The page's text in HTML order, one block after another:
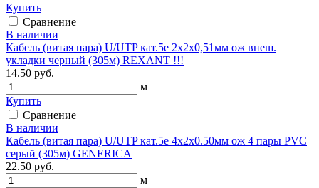
Купить
Сравнение
В наличии
Кабель (витая пара) U/UTP кат.5е 2х2х0,51мм ож внеш.
укладки черный (305м) REXANT !!!
14.50 руб.
м
Купить
Сравнение
В наличии
Кабель (витая пара) U/UTP кат.5е 4х2х0.50мм ож 4 пары PVC
серый (305м) GENERICA
22.50 руб.
м